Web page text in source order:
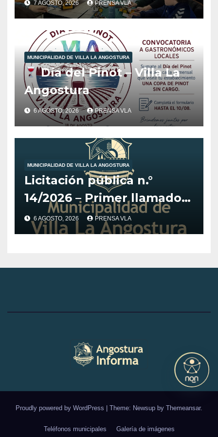
Angostura.
7 AGOSTO, 2026 PRENSA VLA
MUNICIPALIDAD DE VILLA LA ANGOSTURA
Día del Pinot – Villa La
Angostura
6 AGOSTO, 2026 PRENSA VLA
MUNICIPALIDAD DE VILLA LA ANGOSTURA
Licitación pública n.°
14/2026 – Primer llamado
para la adquisición de
vehículo adaptado para
6 AGOSTO, 2026 PRENSA VLA
Proudly powered by WordPress Theme: Newsup by Themeansar.
Teléfonos municipales Galería de imágenes